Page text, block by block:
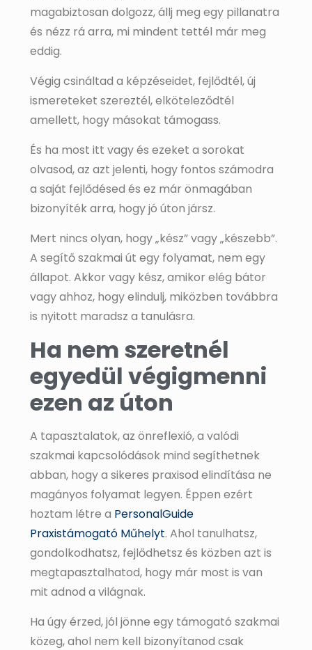
magabiztosan dolgozz, állj meg egy pillanatra
és nézz rá arra, mi mindent tettél már meg
eddig.
Végig csináltad a képzéseidet, fejlődtél, új
ismereteket szereztél, elköteleződtél
amellett, hogy másokat támogass.
És ha most itt vagy és ezeket a sorokat
olvasod, az azt jelenti, hogy fontos számodra
a saját fejlődésed és ez már önmagában
bizonyíték arra, hogy jó úton jársz.
Mert nincs olyan, hogy „kész” vagy „készebb”.
A segítő szakmai út egy folyamat, nem egy
állapot. Akkor vagy kész, amikor elég bátor
vagy ahhoz, hogy elindulj, miközben továbbra
is nyitott maradsz a tanulásra.
Ha nem szeretnél
egyedül végigmenni
ezen az úton
A tapasztalatok, az önreflexió, a valódi
szakmai kapcsolódások mind segíthetnek
abban, hogy a sikeres praxisod elindítása ne
magányos folyamat legyen. Éppen ezért
hoztam létre a PersonalGuide
Praxistámogató Műhelyt. Ahol tanulhatsz,
gondolkodhatsz, fejlődhetsz és közben azt is
megtapasztalhatod, hogy már most is van
mit adnod a világnak.
Ha úgy érzed, jól jönne egy támogató szakmai
közeg, ahol nem kell bizonyítanod csak